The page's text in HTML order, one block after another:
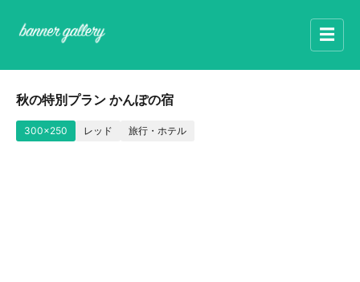
☰
秋の特別プラン かんぽの宿
300x250 レッド 旅行・ホテル